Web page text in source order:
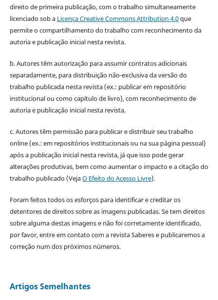
direito de primeira publicação, com o trabalho simultaneamente
licenciado sob a Licença Creative Commons Attribution 4.0que
permite o compartilhamento do trabalho com reconhecimento da
autoria e publicação inicial nesta revista.
b. Autores têm autorização para assumir contratos adicionais
separadamente, para distribuição não-exclusiva da versão do
trabalho publicada nesta revista (ex.: publicar em repositório
institucional ou como capítulo de livro), com reconhecimento de
autoria e publicação inicial nesta revista.
c. Autores têm permissão para publicar e distribuir seu trabalho
online (ex.: em repositórios institucionais ou na sua página pessoal)
após a publicação inicial nesta revista, já que isso pode gerar
alterações produtivas, bem como aumentar o impacto e a citação do
trabalho publicado (VejaO Efeito do Acesso Livre).
Foram feitos todos os esforços para identificar e creditar os
detentores de direitos sobre as imagens publicadas. Se tem direitos
sobre alguma destas imagens e não foi corretamente identificado,
por favor, entre em contato com a revista Saberes e publicaremos a
correção num dos próximos números.
Artigos Semelhantes